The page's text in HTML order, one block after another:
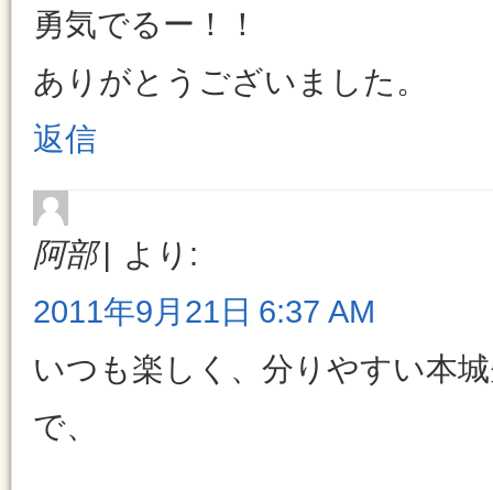
勇気でるー！！
ありがとうございました。
返信
阿部
より:
2011年9月21日 6:37 AM
いつも楽しく、分りやすい本
で、